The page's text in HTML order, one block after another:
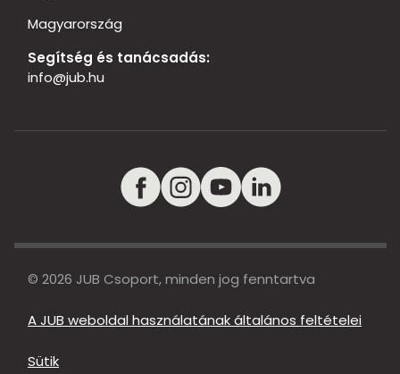
Magyarország
Segítség és tanácsadás:
info@jub.hu
© 2026 JUB Csoport, minden jog fenntartva
A JUB weboldal használatának általános feltételei
Sütik